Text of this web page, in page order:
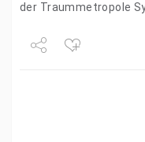
der Traummetropole